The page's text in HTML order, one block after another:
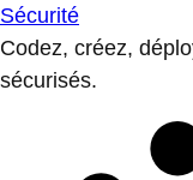
Sécurité
Codez, créez,
sécurisés.